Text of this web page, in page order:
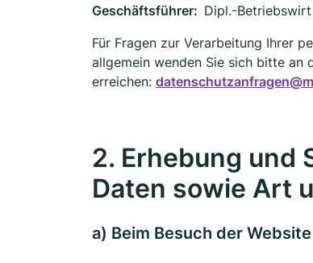
Geschäftsführer: Dipl.-
Für Fragen zur Verarbeitung Ihrer
allgemein wenden Sie sich bitte an
erreichen:
2. Erhebung und
Daten sowie Art
a) Beim Besuch der